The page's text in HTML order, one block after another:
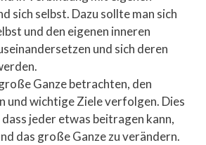
sich selbst. Dazu sollte man sich
und den eigenen inneren
und sich deren
Ganze betrachten, den
und wichtige Ziele verfolgen. Dies
jeder etwas beitragen kann,
das große Ganze zu verändern.